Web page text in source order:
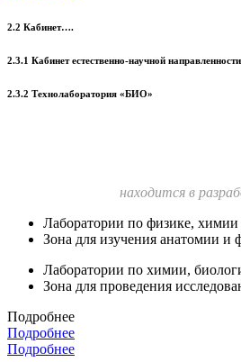
2.2 Кабинет….
2.3.1 Кабинет естественно-научной направленности
2.3.2 Технолаборатория «БИО»
находится в
Лаборатории по физике,
Зона для изучения анатомии и
Лаборатории по химии,
Зона для проведения
Подробнее
Подробнее
Подробнее